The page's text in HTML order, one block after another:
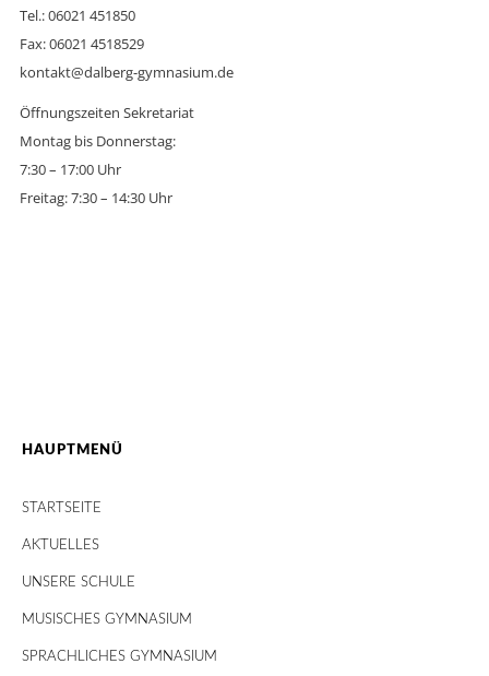
Tel.: 06021 451850
Fax: 06021 4518529
kontakt@dalberg-gymnasium.de
Öffnungszeiten Sekretariat
Montag bis Donnerstag:
7:30 – 17:00 Uhr
Freitag: 7:30 – 14:30 Uhr
HAUPTMENÜ
STARTSEITE
AKTUELLES
UNSERE SCHULE
MUSISCHES GYMNASIUM
SPRACHLICHES GYMNASIUM